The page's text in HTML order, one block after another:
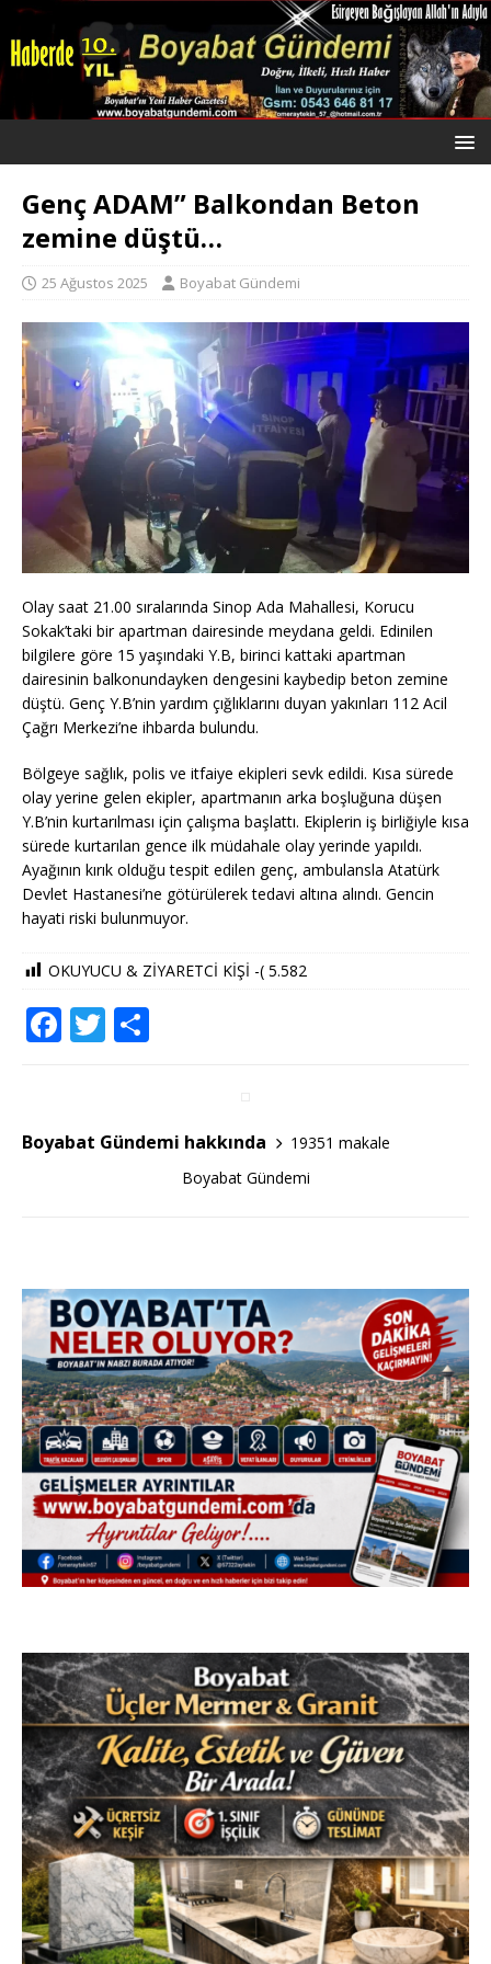
Genç ADAM” Balkondan Beton
zemine düştü…
25 Ağustos 2025 Boyabat Gündemi
Olay saat 21.00 sıralarında Sinop Ada Mahallesi, Korucu
Sokak’taki bir apartman dairesinde meydana geldi. Edinilen
bilgilere göre 15 yaşındaki Y.B, birinci kattaki apartman
dairesinin balkonundayken dengesini kaybedip beton zemine
düştü. Genç Y.B’nin yardım çığlıklarını duyan yakınları 112 Acil
Çağrı Merkezi’ne ihbarda bulundu.
Bölgeye sağlık, polis ve itfaiye ekipleri sevk edildi. Kısa sürede
olay yerine gelen ekipler, apartmanın arka boşluğuna düşen
Y.B’nin kurtarılması için çalışma başlattı. Ekiplerin iş birliğiyle kısa
sürede kurtarılan gence ilk müdahale olay yerinde yapıldı.
Ayağının kırık olduğu tespit edilen genç, ambulansla Atatürk
Devlet Hastanesi’ne götürülerek tedavi altına alındı. Gencin
hayati riski bulunmuyor.
OKUYUCU & ZİYARETCİ KİŞİ -( 5.582
F
e
b
T
te
r
e
Boyabat Gündemi hakkında
19351 makale
Boyabat Gündemi